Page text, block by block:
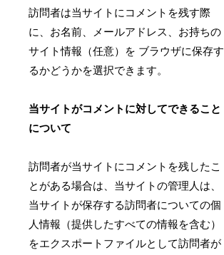
訪問者は当サイトにコメントを残す際
に、お名前、メールアドレス、お持ちの
サイト情報（任意）を ブラウザに保存す
るかどうかを選択できます。
当サイトがコメントに対してできること
について
訪問者が当サイトにコメントを残したこ
とがある場合は、当サイトの管理人は、
当サイトが保存する訪問者についての個
人情報（提供したすべての情報を含む）
をエクスポートファイルとして訪問者が